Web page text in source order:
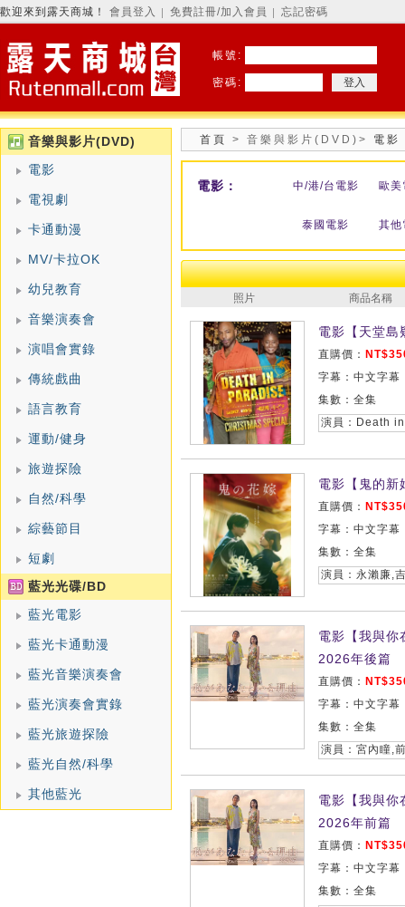
歡迎來到露天商城！ 會員登入 免費註冊/加入會員 忘記密碼
帳號:
密碼:
音樂與影片(DVD)
電影
電視劇
卡通動漫
MV/卡拉OK
幼兒教育
音樂演奏會
演唱會實錄
傳統戲曲
語言教育
運動/健身
旅遊探險
自然/科學
綜藝節目
短劇
藍光光碟/BD
藍光電影
藍光卡通動漫
藍光音樂演奏會
藍光演奏會實錄
藍光旅遊探險
藍光自然/科學
其他藍光
首頁 > 音樂與影片(DVD) > 電影
電影： 中/港/台電影 歐
泰國電影 其他
照片 商品名稱
電影【天堂
直購價：
字幕：中文字幕
集數：全集
電影【鬼的
直購價：
字幕：中文字幕
集數：全集
演員：永瀨廉,
電影【我與你
2026年後篇
直購價：
字幕：中文字幕
集數：全集
電影【我與你
2026年前篇
直購價：
字幕：中文字幕
集數：全集